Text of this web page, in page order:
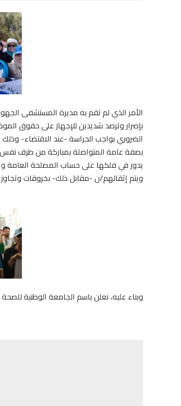
الأمر الذي لم تقم به مديرة المستشفى
بإصرار وترصد شديدين للإجهاز على حقوق
الضروري بواجب الحراسة -عند الاقتضاء-
بصفة عامة المتواصلة بمباركة من طرف
يدور في فلكها على حساب المصلحة
ويتم إثقالهم/ن -مقابل ذلك- بخروقات
وبناء عليه، نعلن باسم الجامعة الوطنية